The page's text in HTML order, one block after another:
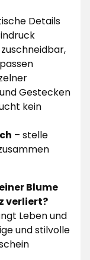
Details
Gestecken
kein
– stelle
Blume
verliert?
Leben und
und stilvolle